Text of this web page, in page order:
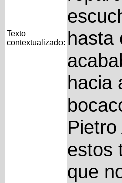
Texto
contextualizado: hasta
hacia
estos
que